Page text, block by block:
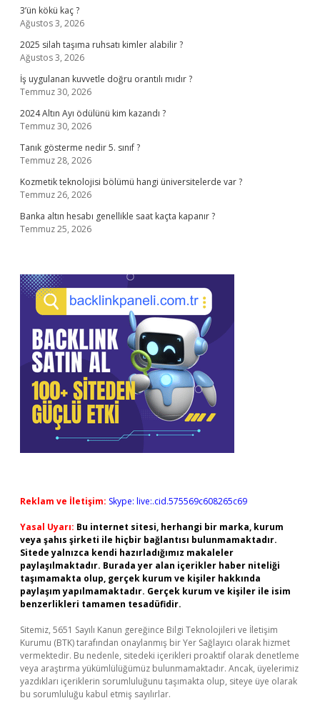
3’ün kökü kaç ?
Ağustos 3, 2026
2025 silah taşıma ruhsatı kimler alabilir ?
Ağustos 3, 2026
İş uygulanan kuvvetle doğru orantılı mıdır ?
Temmuz 30, 2026
2024 Altın Ayı ödülünü kim kazandı ?
Temmuz 30, 2026
Tanık gösterme nedir 5. sınıf ?
Temmuz 28, 2026
Kozmetik teknolojisi bölümü hangi üniversitelerde var ?
Temmuz 26, 2026
Banka altın hesabı genellikle saat kaçta kapanır ?
Temmuz 25, 2026
Reklam ve İletişim: Skype: live:.cid.575569c608265c69
Yasal Uyarı: Bu internet sitesi, herhangi bir marka, kurum
veya şahıs şirketi ile hiçbir bağlantısı bulunmamaktadır.
Sitede yalnızca kendi hazırladığımız makaleler
paylaşılmaktadır. Burada yer alan içerikler haber niteliği
taşımamakta olup, gerçek kurum ve kişiler hakkında
paylaşım yapılmamaktadır. Gerçek kurum ve kişiler ile isim
benzerlikleri tamamen tesadüfidir.
Sitemiz, 5651 Sayılı Kanun gereğince Bilgi Teknolojileri ve İletişim
Kurumu (BTK) tarafından onaylanmış bir Yer Sağlayıcı olarak hizmet
vermektedir. Bu nedenle, sitedeki içerikleri proaktif olarak denetleme
veya araştırma yükümlülüğümüz bulunmamaktadır. Ancak, üyelerimiz
yazdıkları içeriklerin sorumluluğunu taşımakta olup, siteye üye olarak
bu sorumluluğu kabul etmiş sayılırlar.